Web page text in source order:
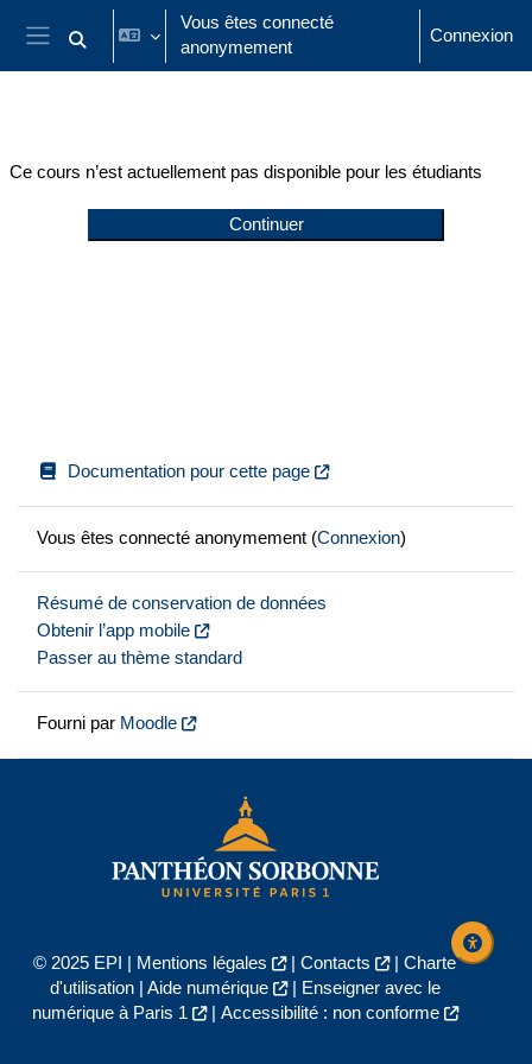
Passer au contenu principal
Panneau latéral
Activer/désactiver la saisie de recherche
Vous êtes connecté
anonymement
Connexion
Ce cours n’est actuellement pas disponible pour les étudiants
Continuer
Documentation pour cette page
Vous êtes connecté anonymement (Connexion)
Résumé de conservation de données
Obtenir l’app mobile
Passer au thème standard
Fourni par Moodle
© 2025 EPI | Mentions légales | Contacts | Charte
d'utilisation| Aide numérique |
Enseigner avec le
numérique à Paris 1
| Accessibilité : non conforme